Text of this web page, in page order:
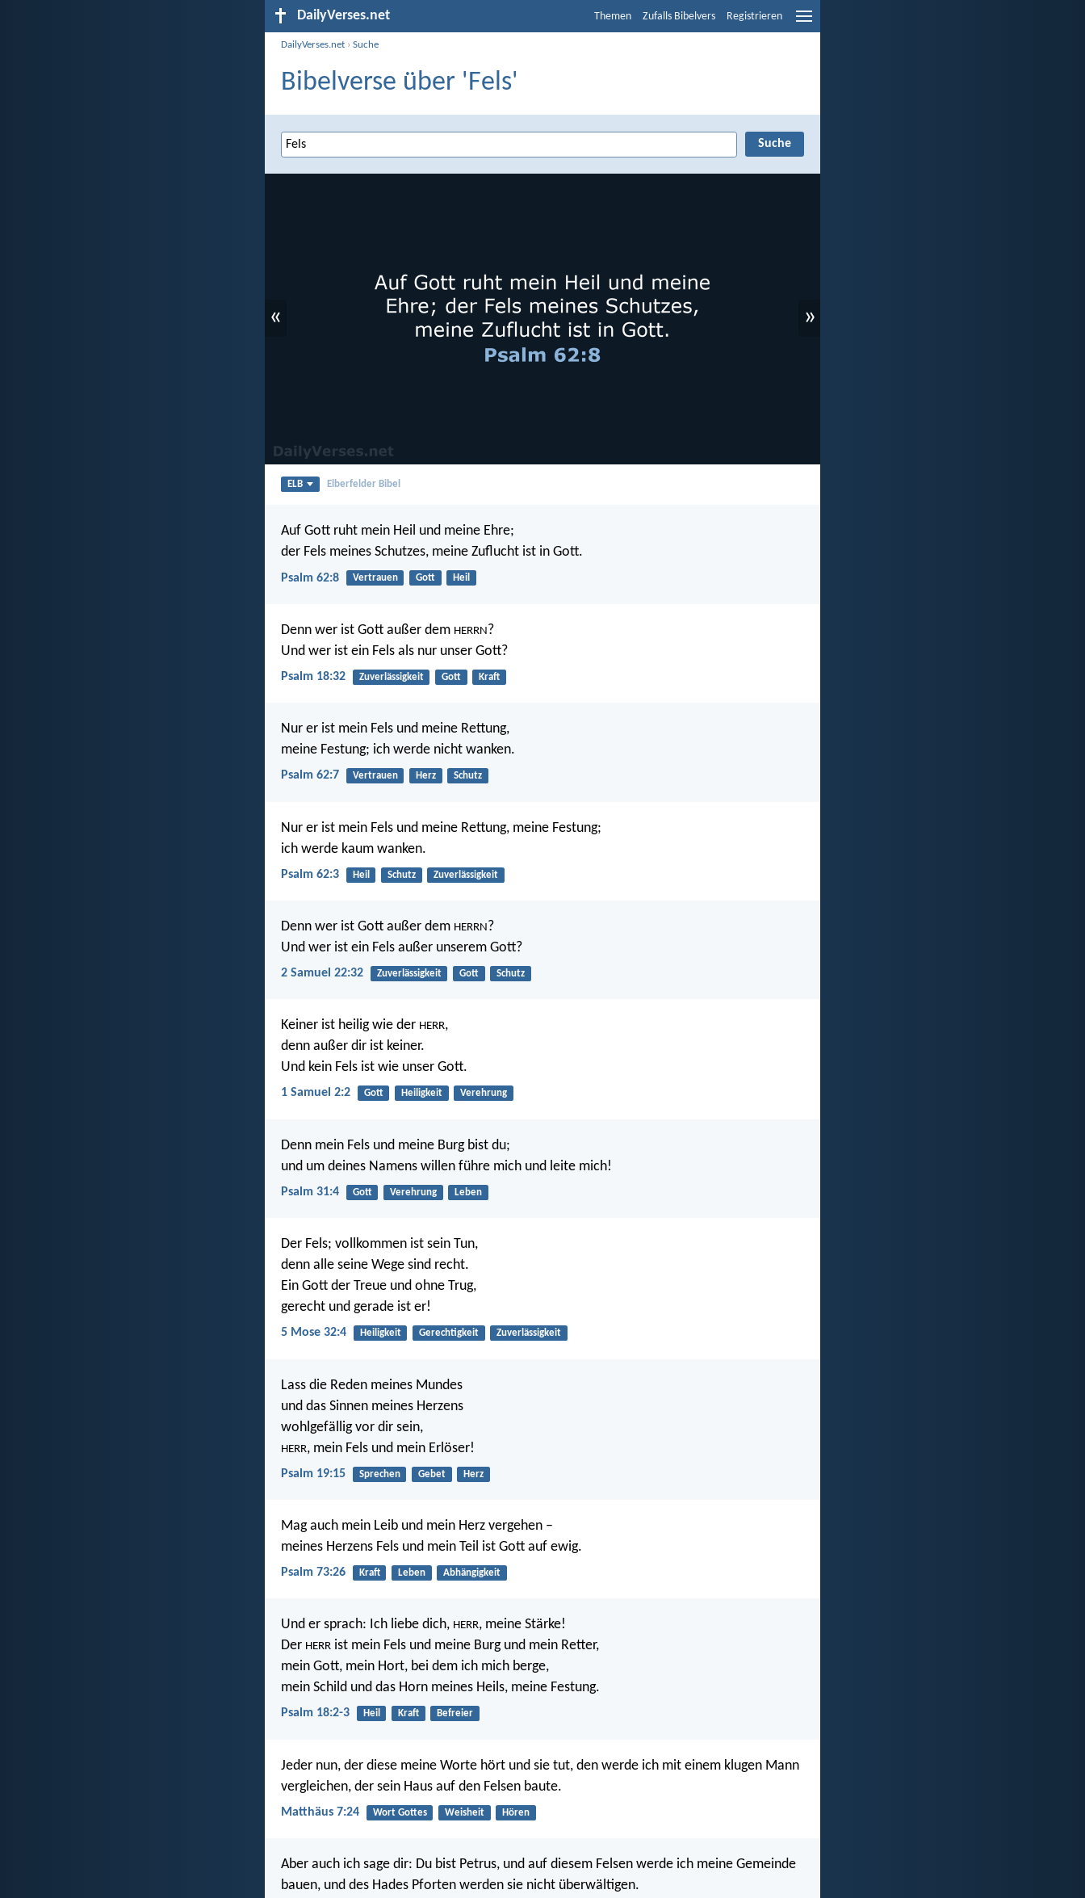
DailyVerses.net Themen Zufalls Bibelvers Registrieren
DailyVerses.net ›Suche
Bibelverse über 'Fels'
« »
ELB Elberfelder Bibel
Auf Gott ruht mein Heil und meine Ehre;
der Fels meines Schutzes, meine Zuflucht ist in Gott.
Psalm 62:8 Vertrauen Gott Heil
Denn wer ist Gott außer dem HERRN ?
Und wer ist ein Fels als nur unser Gott?
Psalm 18:32 Zuverlässigkeit Gott Kraft
Nur er ist mein Fels und meine Rettung,
meine Festung; ich werde nicht wanken.
Psalm 62:7 Vertrauen Herz Schutz
Nur er ist mein Fels und meine Rettung, meine Festung;
ich werde kaum wanken.
Psalm 62:3 Heil Schutz Zuverlässigkeit
Denn wer ist Gott außer dem HERRN ?
Und wer ist ein Fels außer unserem Gott?
2 Samuel 22:32 Zuverlässigkeit Gott Schutz
Keiner ist heilig wie der HERR,
denn außer dir ist keiner.
Und kein Fels ist wie unser Gott.
1 Samuel 2:2 Gott Heiligkeit Verehrung
Denn mein Fels und meine Burg bist du;
und um deines Namens willen führe mich und leite mich!
Psalm 31:4 Gott Verehrung Leben
Der Fels; vollkommen ist sein Tun,
denn alle seine Wege sind recht.
Ein Gott der Treue und ohne Trug,
gerecht und gerade ist er!
5 Mose 32:4 Heiligkeit Gerechtigkeit Zuverlässigkeit
Lass die Reden meines Mundes
und das Sinnen meines Herzens
wohlgefällig vor dir sein,
HERR, mein Fels und mein Erlöser!
Psalm 19:15 Sprechen Gebet Herz
Mag auch mein Leib und mein Herz vergehen –
meines Herzens Fels und mein Teil ist Gott auf ewig.
Psalm 73:26 Kraft Leben Abhängigkeit
Und er sprach: Ich liebe dich, HERR, meine Stärke!
Der HERR ist mein Fels und meine Burg und mein Retter,
mein Gott, mein Hort, bei dem ich mich berge,
mein Schild und das Horn meines Heils, meine Festung.
Psalm 18:2-3 Heil Kraft Befreier
Jeder nun, der diese meine Worte hört und sie tut, den werde ich mit einem klugen Mann
vergleichen, der sein Haus auf den Felsen baute.
Matthäus 7:24 Wort Gottes Weisheit Hören
Aber auch ich sage dir: Du bist Petrus, und auf diesem Felsen werde ich meine Gemeinde
bauen, und des Hades Pforten werden sie nicht überwältigen.